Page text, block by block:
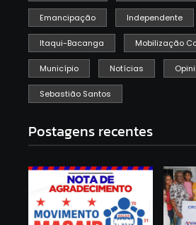
Emancipação Independente
Itaqui-Bacanga Mobilização
Município Notícias
Sebastião Santos
Postagens recentes